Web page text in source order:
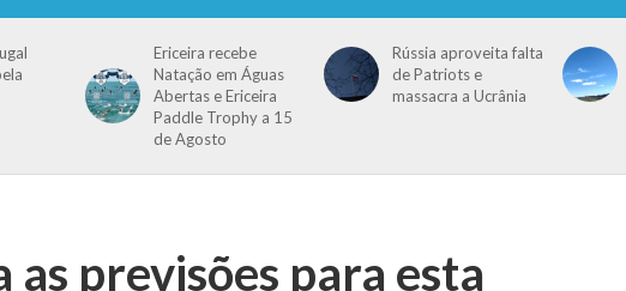
Ericeira recebe
Natação em Águas
Abertas e Ericeira
Paddle Trophy a 15
de Agosto
Rússia aproveita falta
de Patriots e
massacra a Ucrânia
previsões para esta